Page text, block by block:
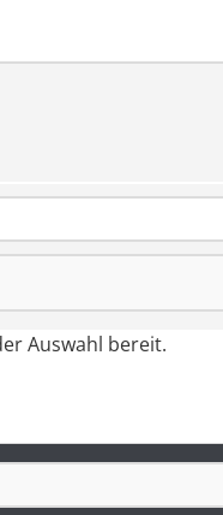
Auswahl bereit.